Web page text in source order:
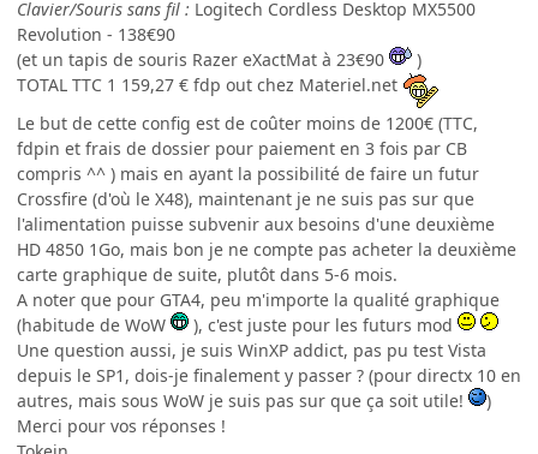
Clavier/Souris sans fil : Logitech Cordless Desktop MX5500
Revolution - 138€90
(et un tapis de souris Razer eXactMat à 23€90
)
TOTAL TTC 1 159,27 € fdp out chez Materiel.net
Le but de cette config est de coûter moins de 1200€ (TTC,
fdpin et frais de dossier pour paiement en 3 fois par CB
compris ^^ ) mais en ayant la possibilité de faire un futur
Crossfire (d'où le X48), maintenant je ne suis pas sur que
l'alimentation puisse subvenir aux besoins d'une deuxième
HD 4850 1Go, mais bon je ne compte pas acheter la deuxième
carte graphique de suite, plutôt dans 5-6 mois.
A noter que pour GTA4, peu m'importe la qualité graphique
(habitude de WoW
), c'est juste pour les futurs mod
Une question aussi, je suis WinXP addict, pas pu test Vista
depuis le SP1, dois-je finalement y passer ? (pour directx 10 en
autres, mais sous WoW je suis pas sur que ça soit utile!
)
Merci pour vos réponses !